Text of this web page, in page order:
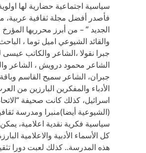
سياسية اجتماعية حضارية لها
فأصدر أفضل مجلة ثقافية عربية،
الجديد ” – من أبرز محرريها المؤرخ
والقائد الشيوعي اميل توما ،
جبرا نقولا ،الشاعر والكاتب عيسى
الشاعر محمود درويش ، الشاعر
جبران، الشاعر سميح القاسم
الأدباء والمفكرين البارزين من
اسرائيل، كذلك كانت صحيفة
(الشيوعية أيضا)منبرا ومدرسة
سياسية فكرية نقدية اعلامية،
كل الأسماء الأدبية والاعلامية
هذه المدرسة.. كذلك لعبت دورا